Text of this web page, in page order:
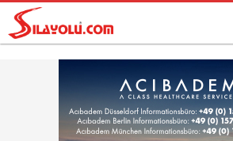
düzenledi
ne kalır?”